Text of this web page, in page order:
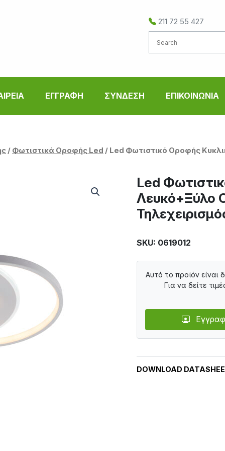
211 72 55 427
ΕΓΓΡΑΦΗ ΣΥΝΔΕΣΗ ΕΠΙΚΟΙΝΩΝΙΑ
/ Φωτιστικά Οροφής Led / Led Φωτιστικό Οροφής
Led
Λευκό+Ξύλο
SKU: 0619012
DOWNLOAD
Αυτό το προϊόν είναι
Για να δείτε